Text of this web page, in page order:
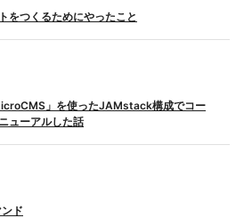
をつくるためにやったこと
」を使ったJAMstack構成でコー
ューアルした話
ド